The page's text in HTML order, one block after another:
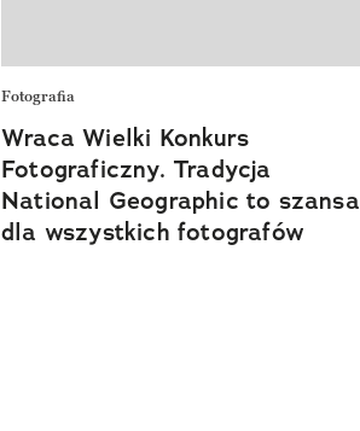
Fotografia
Wraca Wielki Konkurs
Fotograficzny. Tradycja
National Geographic to szansa
dla wszystkich fotografów